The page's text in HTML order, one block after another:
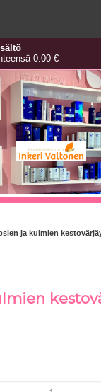
0.00 €
ja kulmien